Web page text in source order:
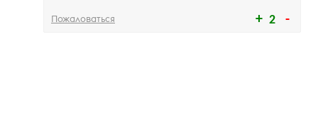
2
Пожаловаться